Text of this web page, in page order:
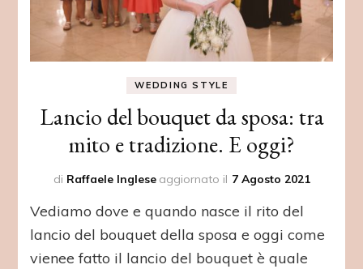
WEDDING STYLE
Lancio del bouquet da sposa: tra
mito e tradizione. E oggi?
di Raffaele Inglese aggiornato il 7 Agosto 2021
Vediamo dove e quando nasce il rito del
lancio del bouquet della sposa e oggi come
vienee fatto il lancio del bouquet è quale